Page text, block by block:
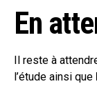
En
Il reste à
l’étude ainsi que